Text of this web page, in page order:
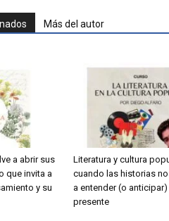
Más del autor
a abrir sus
que invita a
y su
Literatura y cultura
cuando las historias
a entender (o anticipar)
presente